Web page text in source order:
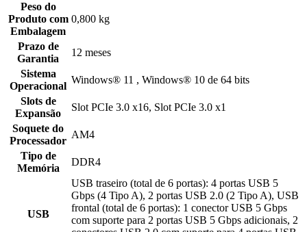
Peso do
Produto com
Embalagem
0,800 kg
Prazo de
Garantia
12 meses
Sistema
Operacional
Windows® 11 , Windows® 10 de 64 bits
Slots de
Expansão
Slot PCIe 3.0 x16, Slot PCIe 3.0 x1
Soquete do
Processador
AM4
Tipo de
Memória
DDR4
USB
USB traseiro (total de 6 portas): 4 portas USB 5
Gbps (4 Tipo A), 2 portas USB 2.0 (2 Tipo A), USB
frontal (total de 6 portas): 1 conector USB 5 Gbps
com suporte para 2 portas USB 5 Gbps adicionais, 2